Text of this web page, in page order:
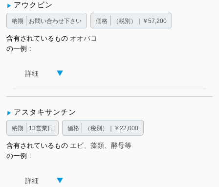
アウクビン
納期 お問い合わせ下さい 価格 （税別）｜￥57,200
含有されているもの
の一例
オオバコ
詳細
アスタキサンチン
納期 13営業日 価格 （税別）｜￥22,000
含有されているもの
の一例
エビ、藻類、酵母等
詳細